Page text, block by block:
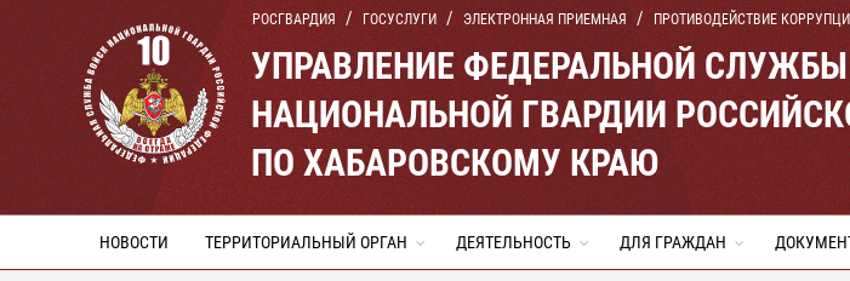
РОСГВАРДИЯ ГОСУСЛУГИ ЭЛЕКТРОННАЯ ПРИЕМНАЯ ПРОТИВОДЕЙСТВИЕ
УПРАВЛЕНИЕ ФЕДЕРАЛЬНОЙ
НАЦИОНАЛЬНОЙ ГВАРДИИ
ПО ХАБАРОВСКОМУ КРАЮ
НОВОСТИ ТЕРРИТОРИАЛЬНЫЙ ОРГАН ДЕЯТЕЛЬНОСТЬ ДЛЯ ГРАЖДАН